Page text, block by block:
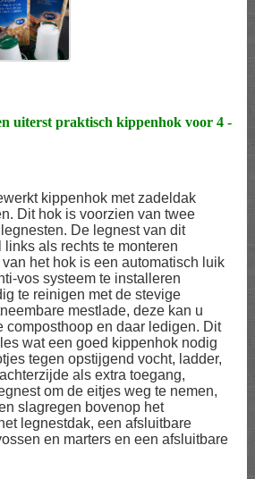
uiterst praktisch kippenhok voor 4 -
kippenhok met zadeldak
Dit hok is voorzien van twee
De legnest van dit
als rechts te monteren
het hok is een automatisch luik
vos systeem te installeren
te reinigen met de stevige
mestlade, deze kan u
composthoop en daar ledigen. Dit
wat een goed kippenhok nodig
tegen opstijgend vocht, ladder,
als extra toegang,
om de eitjes weg te nemen,
slagregen bovenop het
legnestdak, een afsluitbare
en marters en een afsluitbare